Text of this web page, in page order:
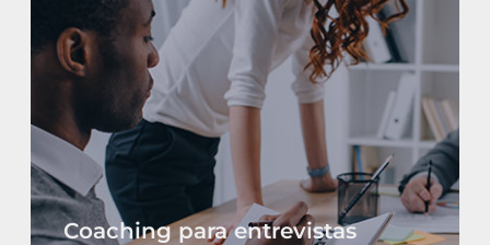
Coaching para entrevistas